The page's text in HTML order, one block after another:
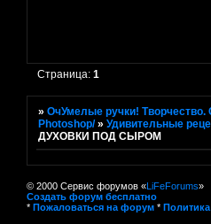
Страница:1
»ОчУмелые ручки!
Photoshop/ »Удивительные
ДУХОВКИ ПОД СЫРОМ
© 2000 Сервис форумов «LiFeForums»
Создать форум бесплатно
* Пожаловаться на форум *